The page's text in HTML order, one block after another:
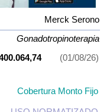
Merck Serono
Gonadotropinoterapia
(01/08/26)
Cobertura Monto Fijo